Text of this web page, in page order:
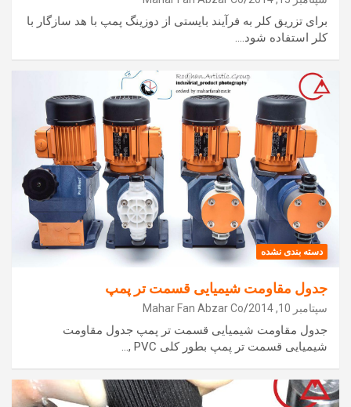
برای تزریق کلر به فرآیند بایستی از دوزینگ پمپ با هد سازگار با
کلر استفاده شود.…
دسته بندی نشده
جدول مقاومت شیمیایی قسمت تر پمپ
سپتامبر 10, 2014 Mahar Fan Abzar Co
جدول مقاومت شیمیایی قسمت تر پمپ جدول مقاومت
شیمیایی قسمت تر پمپ بطور کلی PVC ,…